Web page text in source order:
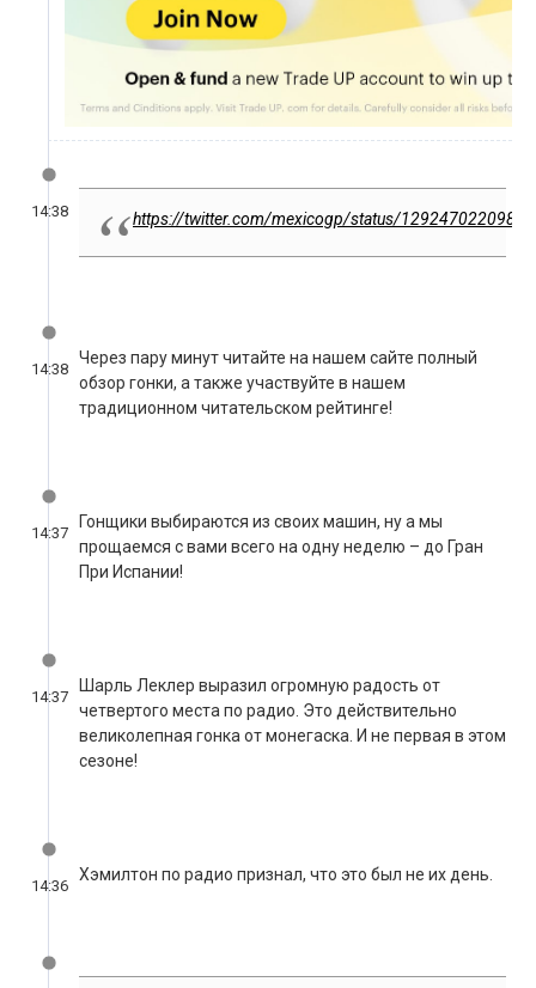
14:38 https://twitter.com/mexicogp/status/
14:38
Через пару минут читайте на нашем сайте полный
обзор гонки, а также участвуйте в нашем
традиционном читательском рейтинге!
14:37
Гонщики выбираются из своих машин, ну а мы
прощаемся с вами всего на одну неделю – до Гран
При Испании!
14:37
Шарль Леклер выразил огромную радость от
четвертого места по радио. Это действительно
великолепная гонка от монегаска. И не первая в этом
сезоне!
14:36
Хэмилтон по радио признал, что это был не их день.